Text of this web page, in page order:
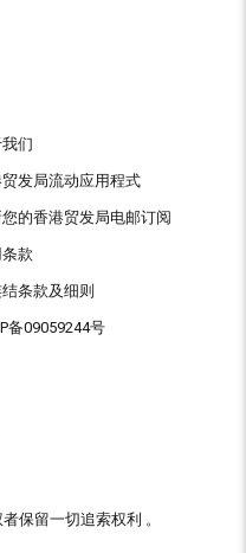
们
发局流动应用程式
的香港贸发局电邮订阅
款
条款及细则
备09059244号
保留一切追索权利 。